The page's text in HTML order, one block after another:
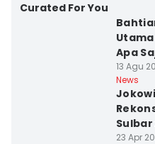
Curated For You
Apa
13 Agu
News
Sulbar
23 Apr